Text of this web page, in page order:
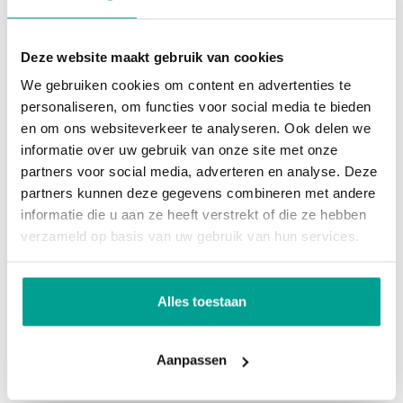
Deze website maakt gebruik van cookies
We gebruiken cookies om content en advertenties te
personaliseren, om functies voor social media te bieden
en om ons websiteverkeer te analyseren. Ook delen we
informatie over uw gebruik van onze site met onze
partners voor social media, adverteren en analyse. Deze
partners kunnen deze gegevens combineren met andere
informatie die u aan ze heeft verstrekt of die ze hebben
verzameld op basis van uw gebruik van hun services.
Alles toestaan
Aanpassen
Nieuwerkerk aan den IJssel is een gezellig en
Het dorp biedt een fijne mix van natuur,
ontspanning en activiteiten voor jong en oud.
Voor liefhebbers van buiten zijn is er een prachtige
golfbaan in een natuurrijke omgeving. Gezinnen
met kinderen kunnen terecht in zwembad het
Polderbad voor een verfrissende duik. Daarnaast
tennisclub, hockeyclub en een dansschool.
Het historische hart van Nieuwerkerk, het Oude
Dak Zadeldak
Overig
Permanente bewoning Ja
Onderhoud binnen Redelijk
Huidige bestemming Woonruimte